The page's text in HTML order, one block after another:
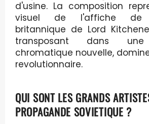
d'usine. La composition
visuel de l'affiche de
britannique de Lord
transposant dans une
chromatique nouvelle,
revolutionnaire.
QUI SONT LES GRANDS
PROPAGANDE SOVIETIQUE ?